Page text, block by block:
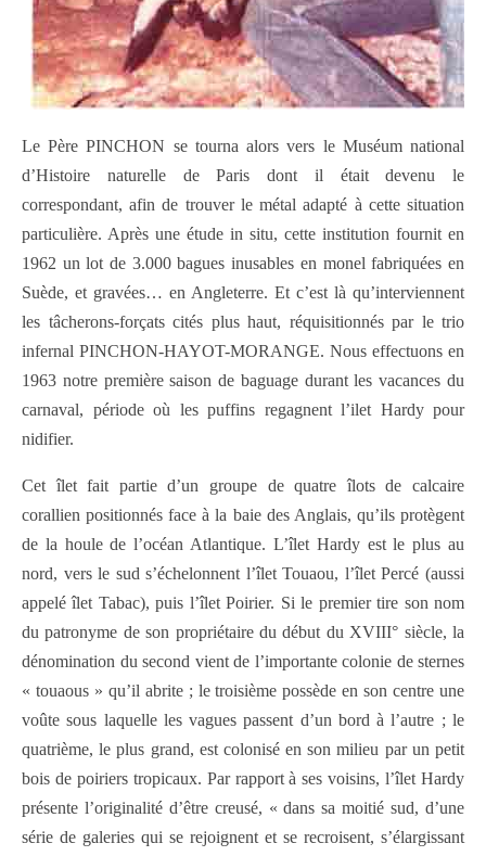
Le Père PINCHON se tourna alors vers le Muséum national
d’Histoire naturelle de Paris dont il était devenu le
correspondant, afin de trouver le métal adapté à cette situation
particulière. Après une étude in situ, cette institution fournit en
1962 un lot de 3.000 bagues inusables en monel fabriquées en
Suède, et gravées… en Angleterre. Et c’est là qu’interviennent
les tâcherons-forçats cités plus haut, réquisitionnés par le trio
infernal PINCHON-HAYOT-MORANGE. Nous effectuons en
1963 notre première saison de baguage durant les vacances du
carnaval, période où les puffins regagnent l’ilet Hardy pour
nidifier.
Cet îlet fait partie d’un groupe de quatre îlots de calcaire
corallien positionnés face à la baie des Anglais, qu’ils protègent
de la houle de l’océan Atlantique. L’îlet Hardy est le plus au
nord, vers le sud s’échelonnent l’îlet Touaou, l’îlet Percé (aussi
appelé îlet Tabac), puis l’îlet Poirier. Si le premier tire son nom
du patronyme de son propriétaire du début du XVIII° siècle, la
dénomination du second vient de l’importante colonie de sternes
« touaous » qu’il abrite ; le troisième possède en son centre une
voûte sous laquelle les vagues passent d’un bord à l’autre ; le
quatrième, le plus grand, est colonisé en son milieu par un petit
bois de poiriers tropicaux. Par rapport à ses voisins, l’îlet Hardy
présente l’originalité d’être creusé, « dans sa moitié sud, d’une
série de galeries qui se rejoignent et se recroisent, s’élargissant